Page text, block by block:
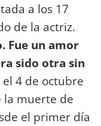
a los 17
de la actriz.
Fue un amor
sido otra sin
4 de octubre
la muerte de
el primer día